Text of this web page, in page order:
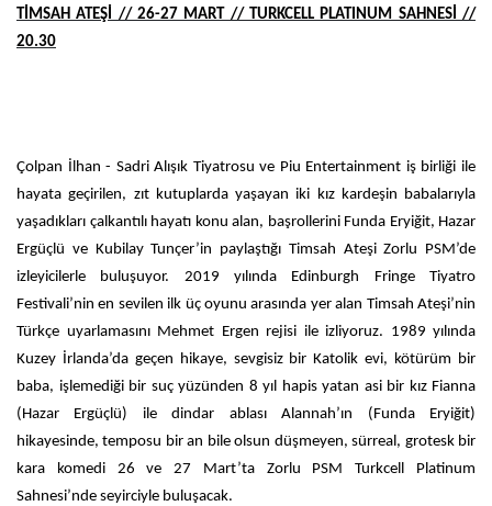
TİMSAH ATEŞİ // 26-27 MART // TURKCELL PLATINUM SAHNESİ //
20.30
Çolpan İlhan - Sadri Alışık Tiyatrosu ve Piu Entertainment iş birliği ile
hayata geçirilen, zıt kutuplarda yaşayan iki kız kardeşin babalarıyla
yaşadıkları çalkantılı hayatı konu alan, başrollerini Funda Eryiğit, Hazar
Ergüçlü ve Kubilay Tunçer’in paylaştığı Timsah Ateşi Zorlu PSM’de
izleyicilerle buluşuyor. 2019 yılında Edinburgh Fringe Tiyatro
Festivali’nin en sevilen ilk üç oyunu arasında yer alan Timsah Ateşi’nin
Türkçe uyarlamasını Mehmet Ergen rejisi ile izliyoruz. 1989 yılında
Kuzey İrlanda’da geçen hikaye, sevgisiz bir Katolik evi, kötürüm bir
baba, işlemediği bir suç yüzünden 8 yıl hapis yatan asi bir kız Fianna
(Hazar Ergüçlü) ile dindar ablası Alannah’ın (Funda Eryiğit)
hikayesinde, temposu bir an bile olsun düşmeyen, sürreal, grotesk bir
kara komedi 26 ve 27 Mart’ta Zorlu PSM Turkcell Platinum
Sahnesi’nde seyirciyle buluşacak.